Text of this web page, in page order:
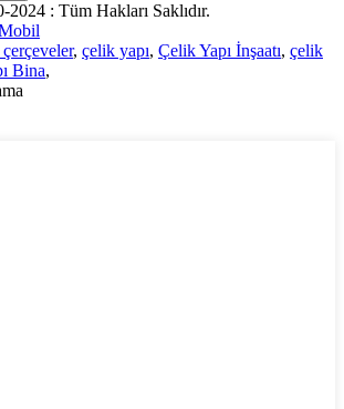
: Tüm Hakları Saklıdır.
, çelik yapı, Çelik Yapı İnşaatı, çelik
Bina,